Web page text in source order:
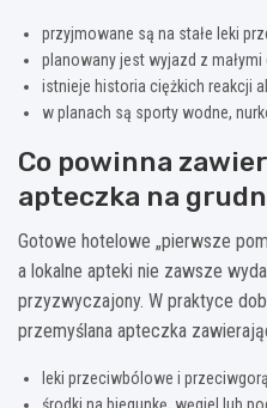
przyjmowane są na stałe leki
planowany jest wyjazd z małymi
istnieje historia ciężkich reakcji
w planach są sporty wodne,
Co powinna
apteczka na
Gotowe hotelowe „pierwsze
a lokalne apteki nie zawsze
przyzwyczajony. W praktyce
przemyślana apteczka
leki przeciwbólowe i
środki na biegunkę, węgiel lub